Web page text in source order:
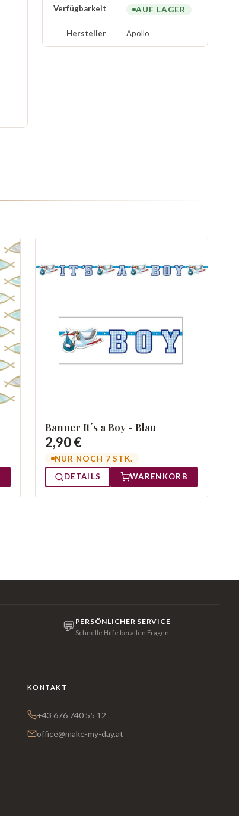
Verfügbarkeit AUF LAGER
Hersteller Apollo
Banner It´s a Boy - Blau
2,90 €
NUR NOCH 7 STK.
DETAILS
WARENKORB
💬 PERSÖNLICHER SERVICE
Schnelle Hilfe bei allen Fragen
KONTAKT
+43 676 740 55 12
office@make-my-day.at